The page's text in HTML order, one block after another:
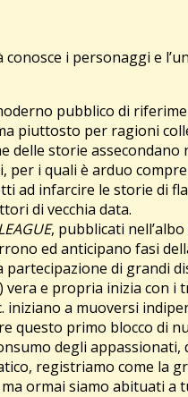
i personaggi e
pubblico di
piuttosto per ragioni
delle storie assecondano
i quali è arduo
ad infarcire le storie di
di vecchia data.
, pubblicati nell’albo
ed anticipano fasi
di grandi
vera e propria inizia con i
iniziano a muoversi
questo primo blocco di
degli appassionati,
registriamo come la
ormai siamo abituati a